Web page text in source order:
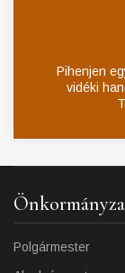
Pihenjen
vidéki
Polgármester